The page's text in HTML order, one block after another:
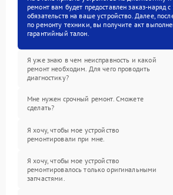
ремонт вам будет предоставлен заказ-наряд
обязательств на ваше устройство. Далее,
по ремонту техники, вы получите акт
гарантийный талон.
Я уже знаю в чем неисправность и какой
ремонт необходим. Для чего проводить
диагностику?
Мне нужен срочный ремонт. Сможете
сделать?
Я хочу, чтобы мое устройство
ремонтировали при мне.
Я хочу, чтобы мое устройство
ремонтировалось только оригинальными
запчастями.